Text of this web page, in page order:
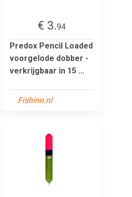
€ 3.94
Predox Pencil Loaded
voorgelode dobber -
verkrijgbaar in 15 ...
Fishinn.nl